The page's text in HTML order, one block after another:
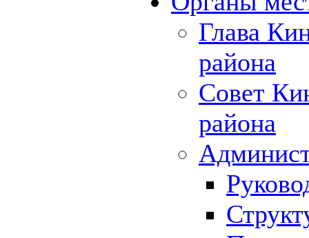
Глава
района
Совет
района